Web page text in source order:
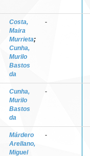
Costa,
Maira
Murrieta;
Cunha,
Murilo
Bastos
da
-
Cunha,
Murilo
Bastos
da
-
Márdero
Arellano,
Miguel
-